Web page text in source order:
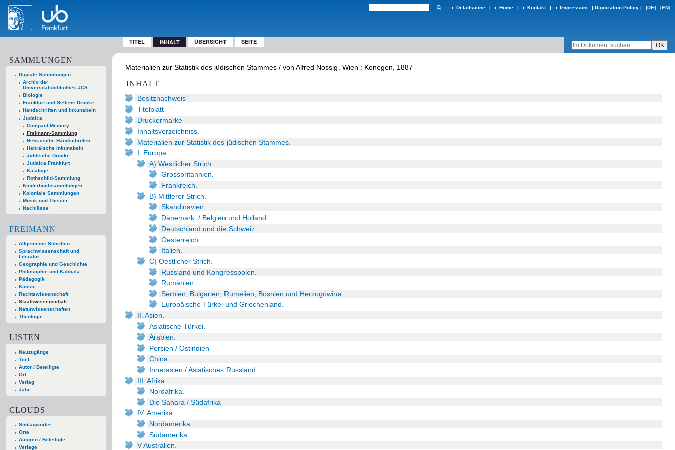
Detailsuche | Home | Kontakt | Impressum | Digitization Policy | [DE] [EN]
TITEL INHALT ÜBERSICHT SEITE
SAMMLUNGEN
Digitale Sammlungen
Archiv der
Universitätsbibliothek JCS
Biologie
Frankfurt und Seltene Drucke
Handschriften und Inkunabeln
Judaica
Compact Memory
Freimann-Sammlung
Hebräische Handschriften
Hebräische Inkunabeln
Jiddische Drucke
Judaica Frankfurt
Kataloge
Rothschild-Sammlung
Kinderbuchsammlungen
Koloniale Sammlungen
Musik und Theater
Nachlässe
FREIMANN
Allgemeine Schriften
Sprachwissenschaft und
Literatur
Geographie und Geschichte
Philosophie und Kabbala
Pädagogik
Künste
Rechtswissenschaft
Staatswissenschaft
Naturwissenschaften
Theologie
LISTEN
Neuzugänge
Titel
Autor / Beteiligte
Ort
Verlag
Jahr
CLOUDS
Schlagwörter
Orte
Autoren / Beteiligte
Verlage
Materialien zur Statistik des jüdischen Stammes / von Alfred Nossig. Wien : Konegen, 1887
INHALT
Besitznachweis
Titelblatt
Druckermarke
Inhaltsverzeichniss.
Materialien zur Statistik des jüdischen Stammes.
I. Europa.
A) Westlicher Strich.
Grossbritannien.
Frankreich.
B) Mittlerer Strich.
Skandinavien.
Dänemark. / Belgien und Holland.
Deutschland und die Schweiz.
Oesterreich.
Italien.
C) Oestlicher Strich.
Russland und Kongresspolen.
Rumänien.
Serbien, Bulgarien, Rumelien, Bosnien und Herzogowina.
Europäische Türkei und Griechenland.
II. Asien.
Asiatische Türkei.
Arabien.
Persien / Ostindien
China.
Innerasien / Asiatisches Russland.
III. Afrika.
Nordafrika.
Die Sahara / Südafrika
IV. Amerika.
Nordamerika.
Südamerika.
V Australien.